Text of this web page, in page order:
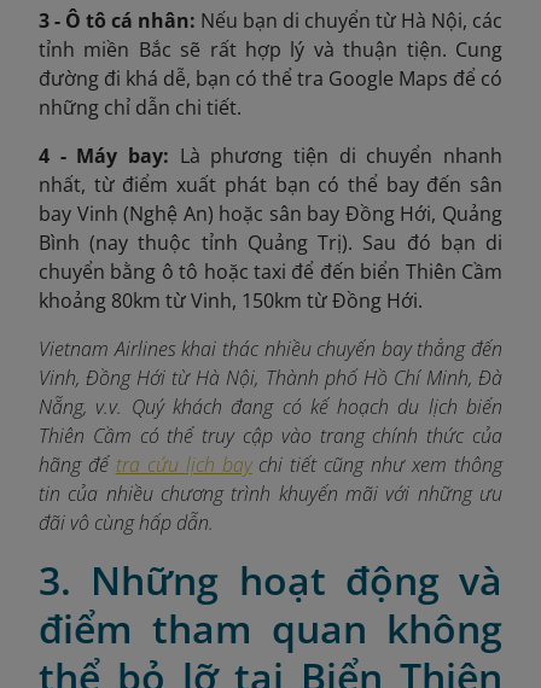
3 - Ô tô cá nhân: Nếu bạn di chuyển từ Hà Nội, các
tỉnh miền Bắc sẽ rất hợp lý và thuận tiện. Cung
đường đi khá dễ, bạn có thể tra Google Maps để có
những chỉ dẫn chi tiết.
4 - Máy bay: Là phương tiện di chuyển nhanh
nhất, từ điểm xuất phát bạn có thể bay đến sân
bay Vinh (Nghệ An) hoặc sân bay Đồng Hới, Quảng
Bình (nay thuộc tỉnh Quảng Trị). Sau đó bạn di
chuyển bằng ô tô hoặc taxi để đến biển Thiên Cầm
khoảng 80km từ Vinh, 150km từ Đồng Hới.
Vietnam Airlines khai thác nhiều chuyến bay thẳng đến
Vinh, Đồng Hới từ Hà Nội, Thành phố Hồ Chí Minh, Đà
Nẵng, v.v. Quý khách đang có kế hoạch du lịch biển
Thiên Cầm có thể truy cập vào trang chính thức của
hãng để tra cứu lịch baychi tiết cũng như xem thông
tin của nhiều chương trình khuyến mãi với những ưu
đãi vô cùng hấp dẫn.
3. Những hoạt động và
điểm tham quan không
thể bỏ lỡ tại Biển Thiên